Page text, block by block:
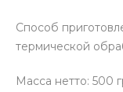
Способ
термической
Масса нетто: 500